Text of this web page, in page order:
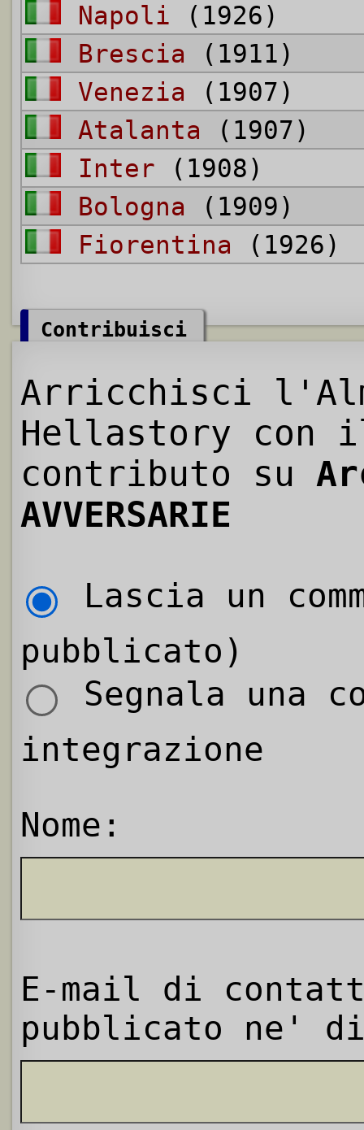
Napoli (1926)
Brescia (1911)
Venezia (1907)
Atalanta (1907)
Inter (1908)
Bologna (1909)
Fiorentina (1926)
Contribuisci
Arricchisci
Hellastory con
contributo su
AVVERSARIE
Lascia un
pubblicato)
Segnala una
integrazione
Nome:
E-mail di
pubblicato ne'